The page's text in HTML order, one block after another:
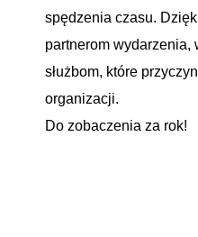
spędzenia czasu.
partnerom wydarzenia,
służbom, które
organizacji.
Do zobaczenia za rok!